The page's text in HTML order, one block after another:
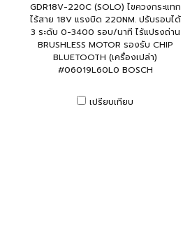
GDR18V-220C (SOLO) ไขควงกระแทก
ไร้สาย 18V แรงบิด 220NM. ปรับรอบได้
3 ระดับ 0-3400 รอบ/นาที ไร้แปรงถ่าน
BRUSHLESS MOTOR รองรับ CHIP
BLUETOOTH (เครื่องเปล่า)
#06019L60L0 BOSCH
เปรียบเทียบ